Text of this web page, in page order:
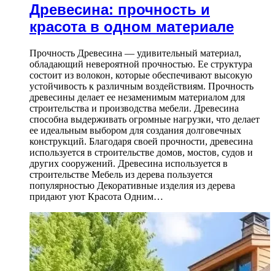
Древесина: прочность и
красота в одном материале
Прочность Древесина — удивительный материал,
обладающий невероятной прочностью. Ее структура
состоит из волокон, которые обеспечивают высокую
устойчивость к различным воздействиям. Прочность
древесины делает ее незаменимым материалом для
строительства и производства мебели. Древесина
способна выдерживать огромные нагрузки, что делает
ее идеальным выбором для создания долговечных
конструкций. Благодаря своей прочности, древесина
используется в строительстве домов, мостов, судов и
других сооружений. Древесина используется в
строительстве Мебель из дерева пользуется
популярностью Декоративные изделия из дерева
придают уют Красота Одним…